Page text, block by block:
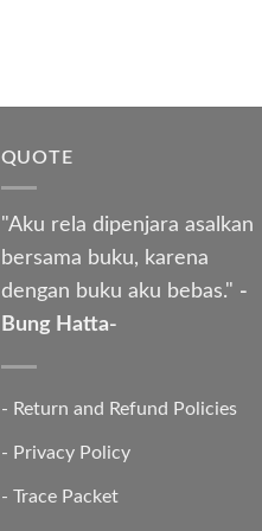
QUOTE
"Aku rela dipenjara asalkan
bersama buku, karena
dengan buku aku bebas." -
Bung Hatta-
- Return and Refund Policies
- Privacy Policy
- Trace Packet